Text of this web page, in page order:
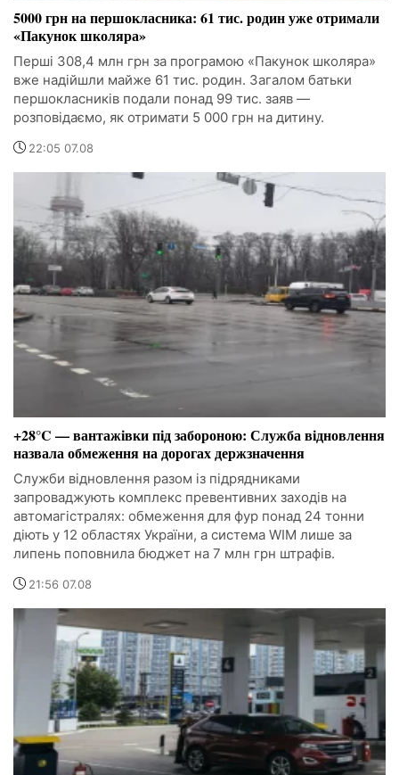
5000 грн на першокласника: 61 тис. родин уже отримали
«Пакунок школяра»
Перші 308,4 млн грн за програмою «Пакунок школяра»
вже надійшли майже 61 тис. родин. Загалом батьки
першокласників подали понад 99 тис. заяв —
розповідаємо, як отримати 5 000 грн на дитину.
22:05 07.08
+28°C — вантажівки під забороною: Служба відновлення
назвала обмеження на дорогах держзначення
Служби відновлення разом із підрядниками
запроваджують комплекс превентивних заходів на
автомагістралях: обмеження для фур понад 24 тонни
діють у 12 областях України, а система WIM лише за
липень поповнила бюджет на 7 млн грн штрафів.
21:56 07.08